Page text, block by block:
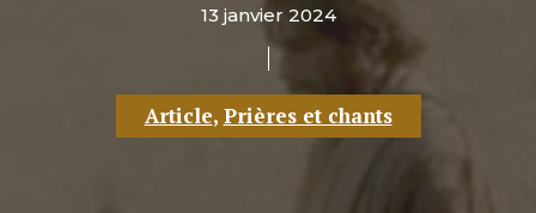
13 janvier 2024
Article, Prières et chants